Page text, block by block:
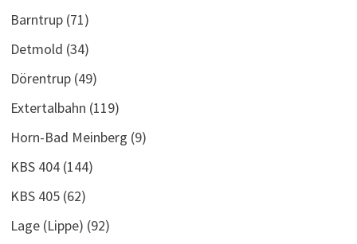
Barntrup(71)
Detmold (34)
Dörentrup(49)
Extertalbahn (119)
Horn-Bad Meinberg (9)
KBS 404(144)
KBS 405(62)
Lage (Lippe) (92)